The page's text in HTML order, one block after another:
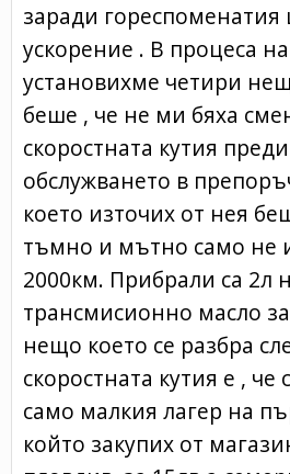
заради
ускорение . В процеса
установихме четири
беше , че не ми бяха
скоростната кутия
обслужването в
което източих от нея
тъмно и мътно само не
2000км. Прибрали са 2л
трансмисионно масло
нещо което се разбра
скоростната кутия е , че
само малкия лагер на
който закупих от